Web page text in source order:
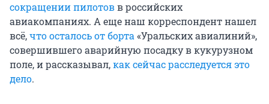
сокращении пилотовв российских
авиакомпаниях. А еще наш корреспондент нашел
всё,что осталось от борта «Уральских авиалиний»,
совершившего аварийную посадку в кукурузном
поле, и рассказывал,как сейчас расследуется это
дело.